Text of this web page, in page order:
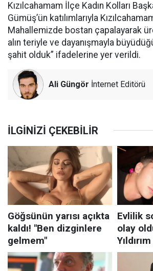
Kızılcahamam İlçe Kadın Kolları
Gümüş’ün katılımlarıyla
Mahallemizde bostan çapalayarak
alın teriyle ve dayanışmayla
şahit olduk” ifadelerine yer verildi.
Ali Güngör İnternet Editörü